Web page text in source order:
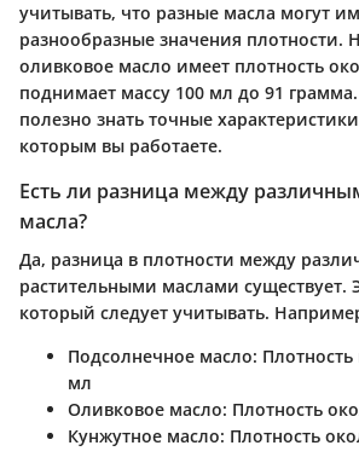
учитывать, что разные масла могут
разнообразные значения плотности.
оливковое масло имеет плотность
поднимает массу 100 мл до 91
полезно знать точные
которым вы работаете.
Есть ли разница между
масла?
Да, разница в плотности между
растительными маслами существует.
который следует учитывать.
Подсолнечное масло:
мл
Оливковое масло: Плотность
Кунжутное масло: Плотность